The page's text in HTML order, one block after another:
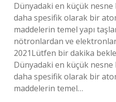
Dünyadaki en küçük nesne
daha spesifik olarak bir
maddelerin temel yapı
nötronlardan ve
2021Lütfen bir dakika
Dünyadaki en küçük nesne
daha spesifik olarak bir
maddelerin temel…